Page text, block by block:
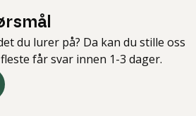
du lurer på? Da kan du stille oss
får svar innen 1-3 dager.